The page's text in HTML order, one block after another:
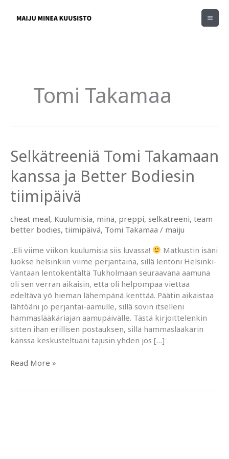
sisältöön
Tomi Takamaa
Selkätreeniä Tomi Takamaan
kanssa ja Better Bodiesin
tiimipäivä
cheat meal, Kuulumisia, minä, preppi, selkätreeni, team
better bodies, tiimipäivä, Tomi Takamaa / maiju
..Eli viime viikon kuulumisia siis luvassa!
Matkustin isäni
luokse helsinkiin viime perjantaina, sillä lentoni Helsinki-
Vantaan lentokentältä Tukholmaan seuraavana aamuna
oli sen verran aikaisin, että oli helpompaa viettää
edeltävä yö hieman lähempänä kenttää. Päätin aikaistaa
lähtöäni jo perjantai-aamulle, sillä sovin itselleni
hammaslääkäriajan aamupäivälle. Tästä kirjoittelenkin
sitten ihan erillisen postauksen, sillä hammaslääkärin
kanssa keskusteltuani tajusin yhden jos […]
Selkätreeniä
Read More »